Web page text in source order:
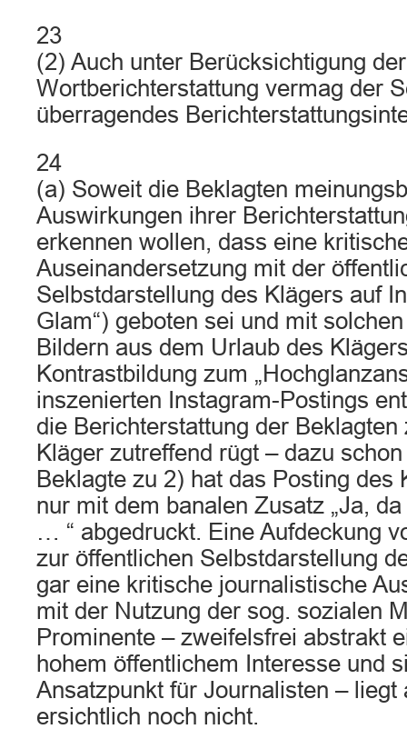
23
(2) Auch unter Berücksichtigung
Wortberichterstattung vermag der
überragendes
24
(a) Soweit die Beklagten
Auswirkungen ihrer
erkennen wollen, dass eine
Auseinandersetzung mit der
Selbstdarstellung des Klägers auf
Glam“) geboten sei und mit
Bildern aus dem Urlaub des
Kontrastbildung zum
inszenierten Instagram-Postings
die Berichterstattung der Beklagten
Kläger zutreffend rügt – dazu
Beklagte zu 2) hat das Posting des
nur mit dem banalen Zusatz „Ja,
… “ abgedruckt. Eine Aufdeckung
zur öffentlichen Selbstdarstellung
gar eine kritische journalistische
mit der Nutzung der sog. sozialen
Prominente – zweifelsfrei abstrakt
hohem öffentlichem Interesse und
Ansatzpunkt für Journalisten – liegt
ersichtlich noch nicht.